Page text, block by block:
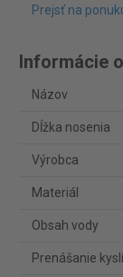
Prejsť na
Informácie
Názov
Dĺžka nosenia
Výrobca
Materiál
Obsah vody
Prenášanie